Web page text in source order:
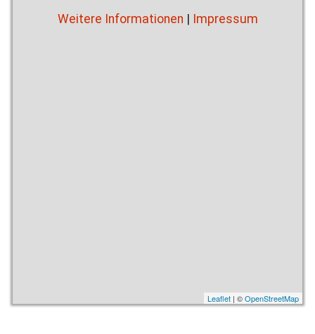
Leaflet | ©OpenStreetMap
Weitere Informationen | Impressum